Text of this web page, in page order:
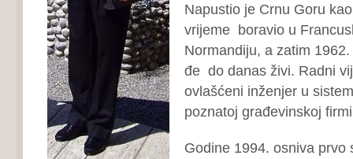
Napustio je Crnu Goru
vrijeme boravio u
Normandiju, a zatim
đe do danas živi. Radni
ovlašćeni inženjer u
poznatoj građevinskoj firmi
Godine 1994. osniva prvo